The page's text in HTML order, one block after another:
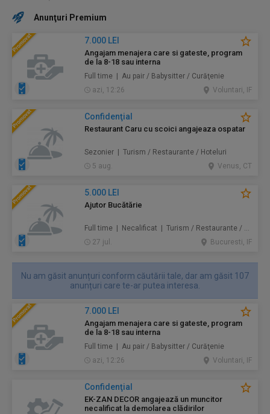
Anunţuri Premium
7.000 LEI
Angajam menajera care si gateste, program
de la 8-18 sau interna
Full time | Au pair / Babysitter / Curăţenie
azi, 12:26
Voluntari, IF
Confidenţial
Restaurant Caru cu scoici angajeaza ospatar
Sezonier | Turism / Restaurante / Hoteluri
5 aug.
Venus, CT
5.000 LEI
Ajutor Bucătărie
Full time | Necalificat | Turism / Restaurante / Hoteluri
27 jul.
Bucuresti, IF
Nu am găsit anunțuri conform căutării tale, dar am găsit 107
anunțuri care te-ar putea interesa.
7.000 LEI
Angajam menajera care si gateste, program
de la 8-18 sau interna
Full time | Au pair / Babysitter / Curăţenie
azi, 12:26
Voluntari, IF
Confidenţial
EK-ZAN DECOR angajează un muncitor
necalificat la demolarea clădirilor